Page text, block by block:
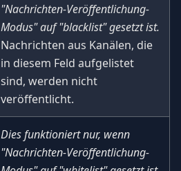
"Nachrichten-Veröffentlichung-
Modus" auf "blacklist" gesetzt ist.
Nachrichten aus Kanälen, die
in diesem Feld aufgelistet
sind, werden nicht
veröffentlicht.
Dies funktioniert nur, wenn
"Nachrichten-Veröffentlichung-